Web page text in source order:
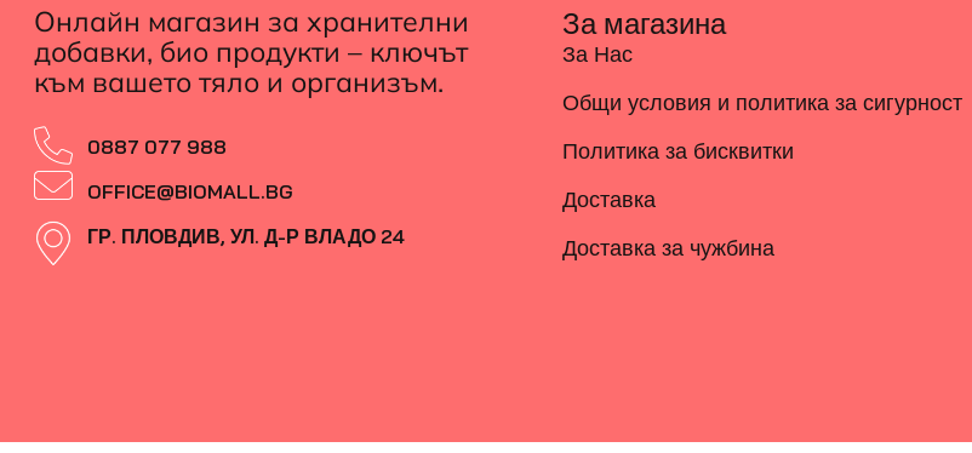
Онлайн магазин за хранителни
добавки, био продукти – ключът
към вашето тяло и организъм.
0887 077 988
OFFICE@BIOMALL.BG
ГР. ПЛОВДИВ, УЛ. Д-Р ВЛАДО 24
За магазина
За Нас
Общи условия и политика за сигурност
Политика за бисквитки
Доставка
Доставка за чужбина